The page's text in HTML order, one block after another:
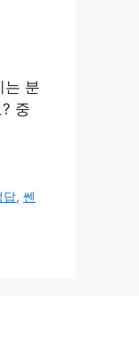
는 분
중
답,쎈